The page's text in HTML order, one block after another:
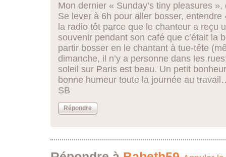
Mon dernier « Sunday’s tiny pleasures
Se lever à 6h pour aller bosser,
la radio tôt parce que le chanteur a reçu
souvenir pendant son café que c’était la
partir bosser en le chantant à tue-tête
dimanche, il n’y a personne dans les
soleil sur Paris est beau. Un petit
bonne humeur toute la journée au
SB
Répondre